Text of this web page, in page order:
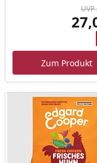
Zum Produkt